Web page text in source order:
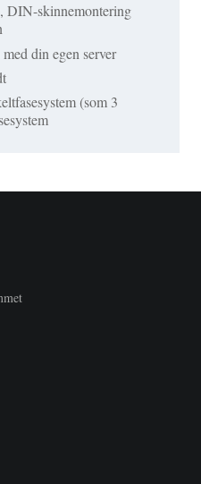
DIN-skinnemontering
din egen server
(som 3